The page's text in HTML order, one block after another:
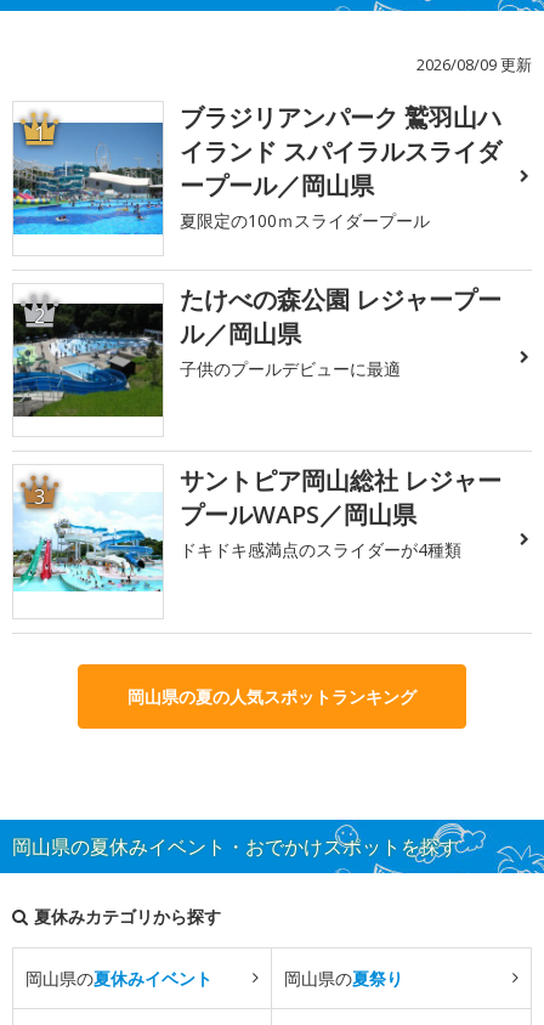
2026/08/09 更新
1
ブラジリアンパーク 鷲羽山ハ
イランド スパイラルスライダ
ープール／岡山県
夏限定の100ｍスライダープール
2
たけべの森公園 レジャープー
ル／岡山県
子供のプールデビューに最適
3
サントピア岡山総社 レジャー
プールWAPS／岡山県
ドキドキ感満点のスライダーが4種類
岡山県の夏の人気スポットランキング
岡山県の夏休みイベント・おでかけスポットを探す
夏休みカテゴリから探す
岡山県の夏休みイベント 岡山県の夏祭り